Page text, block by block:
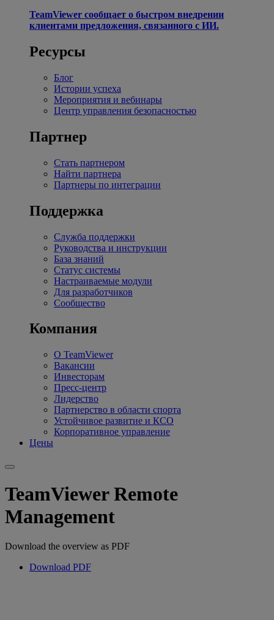
TeamViewer сообщает о быстром внедрении
клиентами предложения, связанного с ИИ.
Ресурсы
Блог
Истории успеха
Мероприятия и вебинары
Центр управления безопасностью
Партнер
Стать партнером
Найти партнера
Партнеры по интеграции
Поддержка
Служба поддержки
Руководства и инструкции
База знаний
Статус системы
Настраиваемые модули
Для разработчиков
Сообщество
Компания
О TeamViewer
Вакансии
Инвесторам
Пресс-центр
Лидерство
Партнерство в области спорта
Устойчивое развитие и КСО
Корпоративное управление
Цены
TeamViewer Remote
Management
Download the overview as PDF
Download PDF